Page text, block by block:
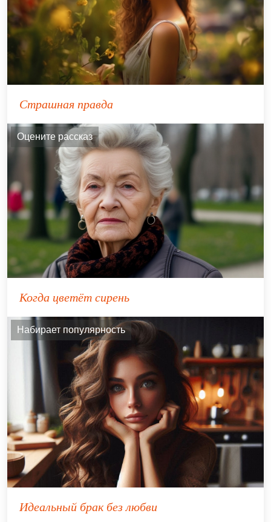
Страшная правда
Оцените рассказ
Когда цветёт сирень
Набирает популярность
Идеальный брак без любви